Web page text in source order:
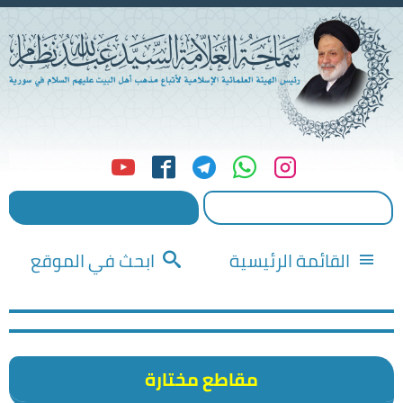
القائمة الرئيسية ابحث في الموقع
مقاطع مختارة